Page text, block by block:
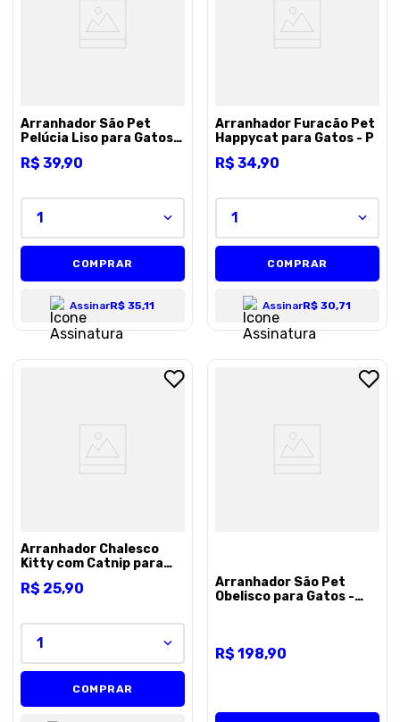
Arranhador São Pet
Pelúcia Liso para Gatos -
R$ 39,90
1
COMPRAR
AssinarR$ 35,11
Arranhador Furacão Pet
Happycat para Gatos - P
R$ 34,90
1
COMPRAR
AssinarR$ 30,71
Arranhador Chalesco
Kitty com Catnip para
R$ 25,90
1
COMPRAR
Arranhador São Pet
Obelisco para Gatos -
R$ 198,90